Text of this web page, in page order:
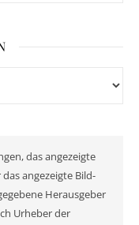
das angezeigte
angezeigte Bild-
Herausgeber
Urheber der